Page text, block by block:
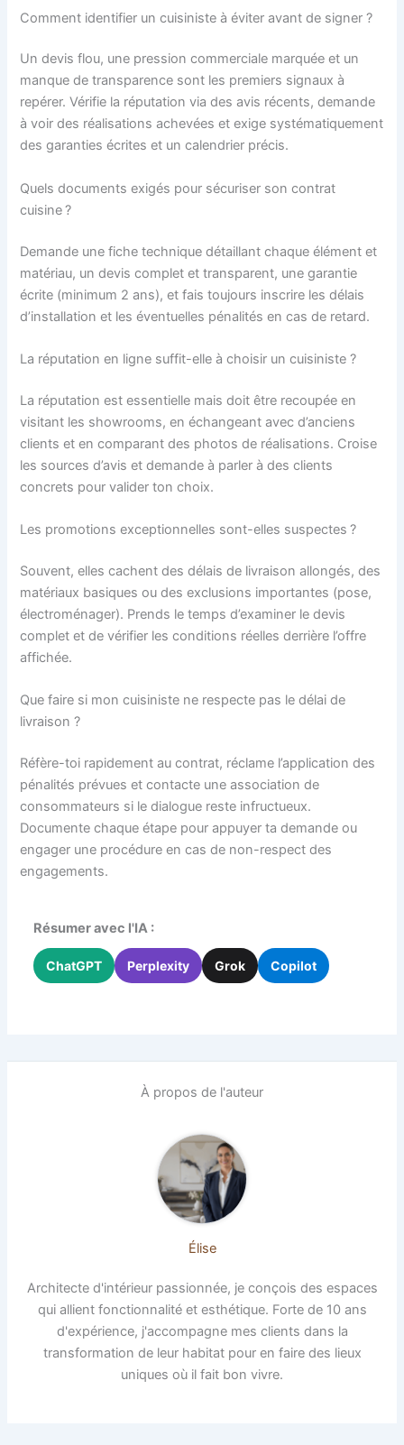
Comment identifier un cuisiniste à éviter avant de signer ?
Un devis flou, une pression commerciale marquée et un
manque de transparence sont les premiers signaux à
repérer. Vérifie la réputation via des avis récents, demande
à voir des réalisations achevées et exige systématiquement
des garanties écrites et un calendrier précis.
Quels documents exigés pour sécuriser son contrat
cuisine ?
Demande une fiche technique détaillant chaque élément et
matériau, un devis complet et transparent, une garantie
écrite (minimum 2 ans), et fais toujours inscrire les délais
d’installation et les éventuelles pénalités en cas de retard.
La réputation en ligne suffit-elle à choisir un cuisiniste ?
La réputation est essentielle mais doit être recoupée en
visitant les showrooms, en échangeant avec d’anciens
clients et en comparant des photos de réalisations. Croise
les sources d’avis et demande à parler à des clients
concrets pour valider ton choix.
Les promotions exceptionnelles sont-elles suspectes ?
Souvent, elles cachent des délais de livraison allongés, des
matériaux basiques ou des exclusions importantes (pose,
électroménager). Prends le temps d’examiner le devis
complet et de vérifier les conditions réelles derrière l’offre
affichée.
Que faire si mon cuisiniste ne respecte pas le délai de
livraison ?
Réfère-toi rapidement au contrat, réclame l’application des
pénalités prévues et contacte une association de
consommateurs si le dialogue reste infructueux.
Documente chaque étape pour appuyer ta demande ou
engager une procédure en cas de non-respect des
engagements.
Résumer avec l'IA :
ChatGPT Perplexity Grok Copilot
À propos de l'auteur
Élise
Architecte d'intérieur passionnée, je conçois des espaces
qui allient fonctionnalité et esthétique. Forte de 10 ans
d'expérience, j'accompagne mes clients dans la
transformation de leur habitat pour en faire des lieux
uniques où il fait bon vivre.